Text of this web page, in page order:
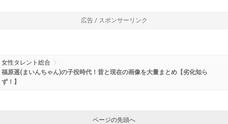
広告 / スポンサーリンク
女性タレント総合
福原遥(まいんちゃん)の子役時代！昔と現在の画像を大量まとめ【劣化知ら
ず！】
ページの先頭へ